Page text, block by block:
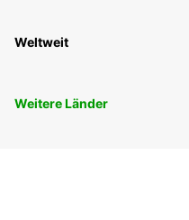
Weltweit
Weitere Länder